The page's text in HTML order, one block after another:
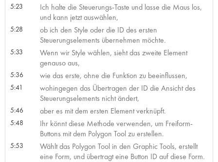
5:23
Ich halte die Steuerungs-Taste und lasse die Maus los,
und kann jetzt auswählen,
5:28
ob ich den Style oder die ID des ersten
Steuerungselements übernehmen möchte.
5:33
Wenn wir Style wählen, sieht das zweite Element
genauso aus,
5:36 wie das erste, ohne die Funktion zu beeinflussen,
5:41
wohingegen das Übertragen der ID die Ansicht des
Steuerungselements nicht ändert,
5:46 aber es mit dem ersten Element verknüpft.
5:48
Ihr könnt diese Methode verwenden, um Freiform-
Buttons mit dem Polygon Tool zu erstellen.
5:53
Wählt das Polygon Tool in den Graphic Tools, erstellt
eine Form, und übertragt eine Button ID auf diese Form.